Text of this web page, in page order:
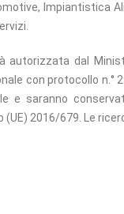
Impiantistica
autorizzata dal
con protocollo
e saranno
(UE) 2016/679. Le